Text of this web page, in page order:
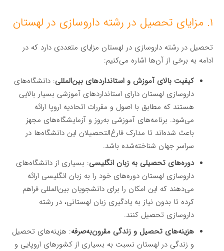
۱. مزایای تحصیل در رشته داروسازی در لهستان
تحصیل در رشته داروسازی در لهستان مزایای متعددی دارد که در
ادامه به برخی از آن‌ها اشاره می‌کنیم:
کیفیت بالای آموزش و استانداردهای بین‌المللی: دانشگاه‌های
داروسازی لهستان دارای استانداردهای آموزشی بسیار بالایی
هستند که مطابق با اصول و مقررات اتحادیه اروپا ارائه
می‌شود. برنامه‌های آموزشی به‌روز و آزمایشگاه‌های مجهز
باعث شده‌اند تا مدارک فارغ‌التحصیلان این دانشگاه‌ها در
سراسر جهان شناخته‌شده باشد.
دوره‌های تحصیلی به زبان انگلیسی: بسیاری از دانشگاه‌های
داروسازی لهستان دوره‌های خود را به زبان انگلیسی ارائه
می‌دهند که این امکان را برای دانشجویان بین‌المللی فراهم
کرده تا بدون نیاز به یادگیری زبان لهستانی، در رشته
داروسازی تحصیل کنند.
هزینه‌های تحصیل و زندگی مقرون‌به‌صرفه: هزینه‌های تحصیل
و زندگی در لهستان نسبت به بسیاری از کشورهای اروپایی و